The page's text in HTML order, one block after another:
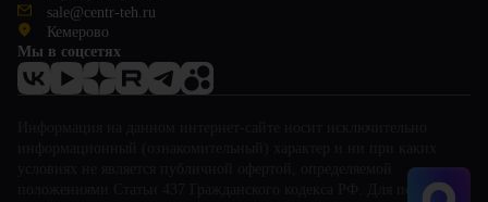
sale@centr-teh.ru
Кемерово
Мы в соцсетях
положениями Статьи 437 Гражданского кодекса РФ. Для получения